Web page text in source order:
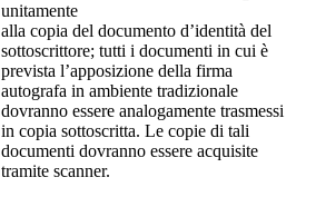
unitamente
alla copia del documento d’identità del
sottoscrittore; tutti i documenti in cui è
prevista l’apposizione della firma
autografa in ambiente tradizionale
dovranno essere analogamente trasmessi
in copia sottoscritta. Le copie di tali
documenti dovranno essere acquisite
tramite scanner.